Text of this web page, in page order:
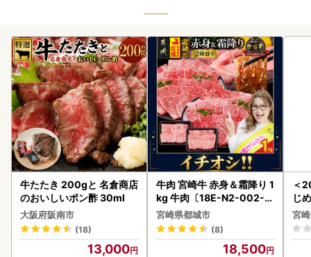
牛たたき 200gと 名倉商店
のおいしいポン酢 30ml
大阪府阪南市
(18)
13,000
牛肉 宮崎牛 赤身＆霜降り 1
kg 牛肉〔18E-N2-002-1
kg-S4A6-CF〕
宮崎県都城市
(8)
18,500
＜
じ
ロ
宮